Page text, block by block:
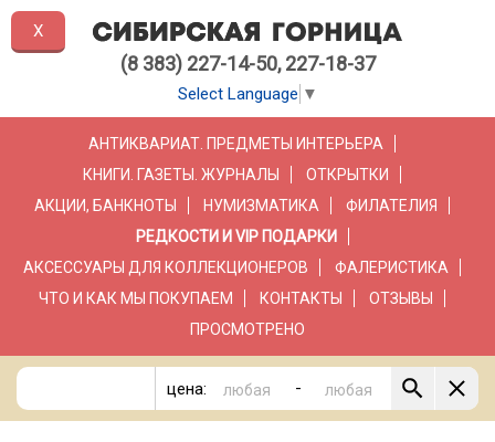
(8 383) 227-14-50, 227-18-37
Select Language ▼
АНТИКВАРИАТ. ПРЕДМЕТЫ ИНТЕРЬЕРА
КНИГИ. ГАЗЕТЫ. ЖУРНАЛЫ
ОТКРЫТКИ
АКЦИИ, БАНКНОТЫ
НУМИЗМАТИКА
ФИЛАТЕЛИЯ
РЕДКОСТИ И VIP ПОДАРКИ
АКСЕССУАРЫ ДЛЯ КОЛЛЕКЦИОНЕРОВ
ФАЛЕРИСТИКА
ЧТО И КАК МЫ ПОКУПАЕМ
КОНТАКТЫ
ОТЗЫВЫ
ПРОСМОТРЕНО
цена: -
X